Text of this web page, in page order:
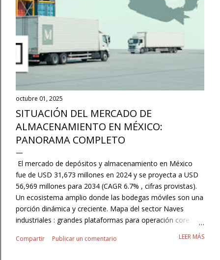
octubre 01, 2025
SITUACIÓN DEL MERCADO DE
ALMACENAMIENTO EN MÉXICO:
PANORAMA COMPLETO
El mercado de depósitos y almacenamiento en México
fue de USD 31,673 millones en 2024 y se proyecta a USD
56,969 millones para 2034 (CAGR 6.7% , cifras provistas).
Un ecosistema amplio donde las bodegas móviles son una
porción dinámica y creciente. Mapa del sector Naves
industriales : grandes plataformas para operación core.
flexibilidad. Autoalmacenaje/minibodegas : resguardo para
Compartir Publicar un comentario LEER MÁS